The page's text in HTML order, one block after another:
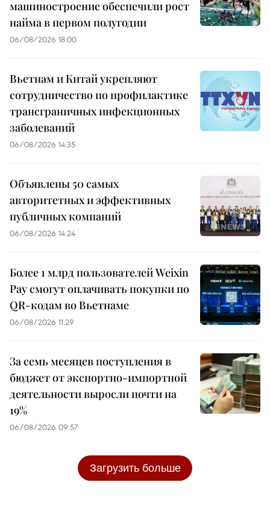
машиностроение обеспечили рост
найма в первом полугодии
06/08/2026 18:00
Вьетнам и Китай укрепляют
сотрудничество по профилактике
трансграничных инфекционных
заболеваний
06/08/2026 14:35
Объявлены 50 самых
авторитетных и эффективных
публичных компаний
06/08/2026 14:24
Более 1 млрд пользователей Weixin
Pay смогут оплачивать покупки по
QR-кодам во Вьетнаме
06/08/2026 11:29
За семь месяцев поступления в
бюджет от экспортно-импортной
деятельности выросли почти на
19%
06/08/2026 09:57
Загрузить больше